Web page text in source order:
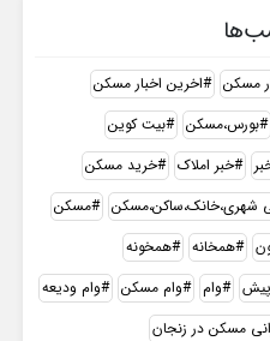
مسکن
اخرین اخبار مسکن
بورس،مسکن
بیت کوین
خبر املاک
خرید مسکن
شهری،خانک،ساکن،مسکن
مسکن
همخانه
همخونه
وام وام مسکن
وام ودیعه
مسکن در زنجان